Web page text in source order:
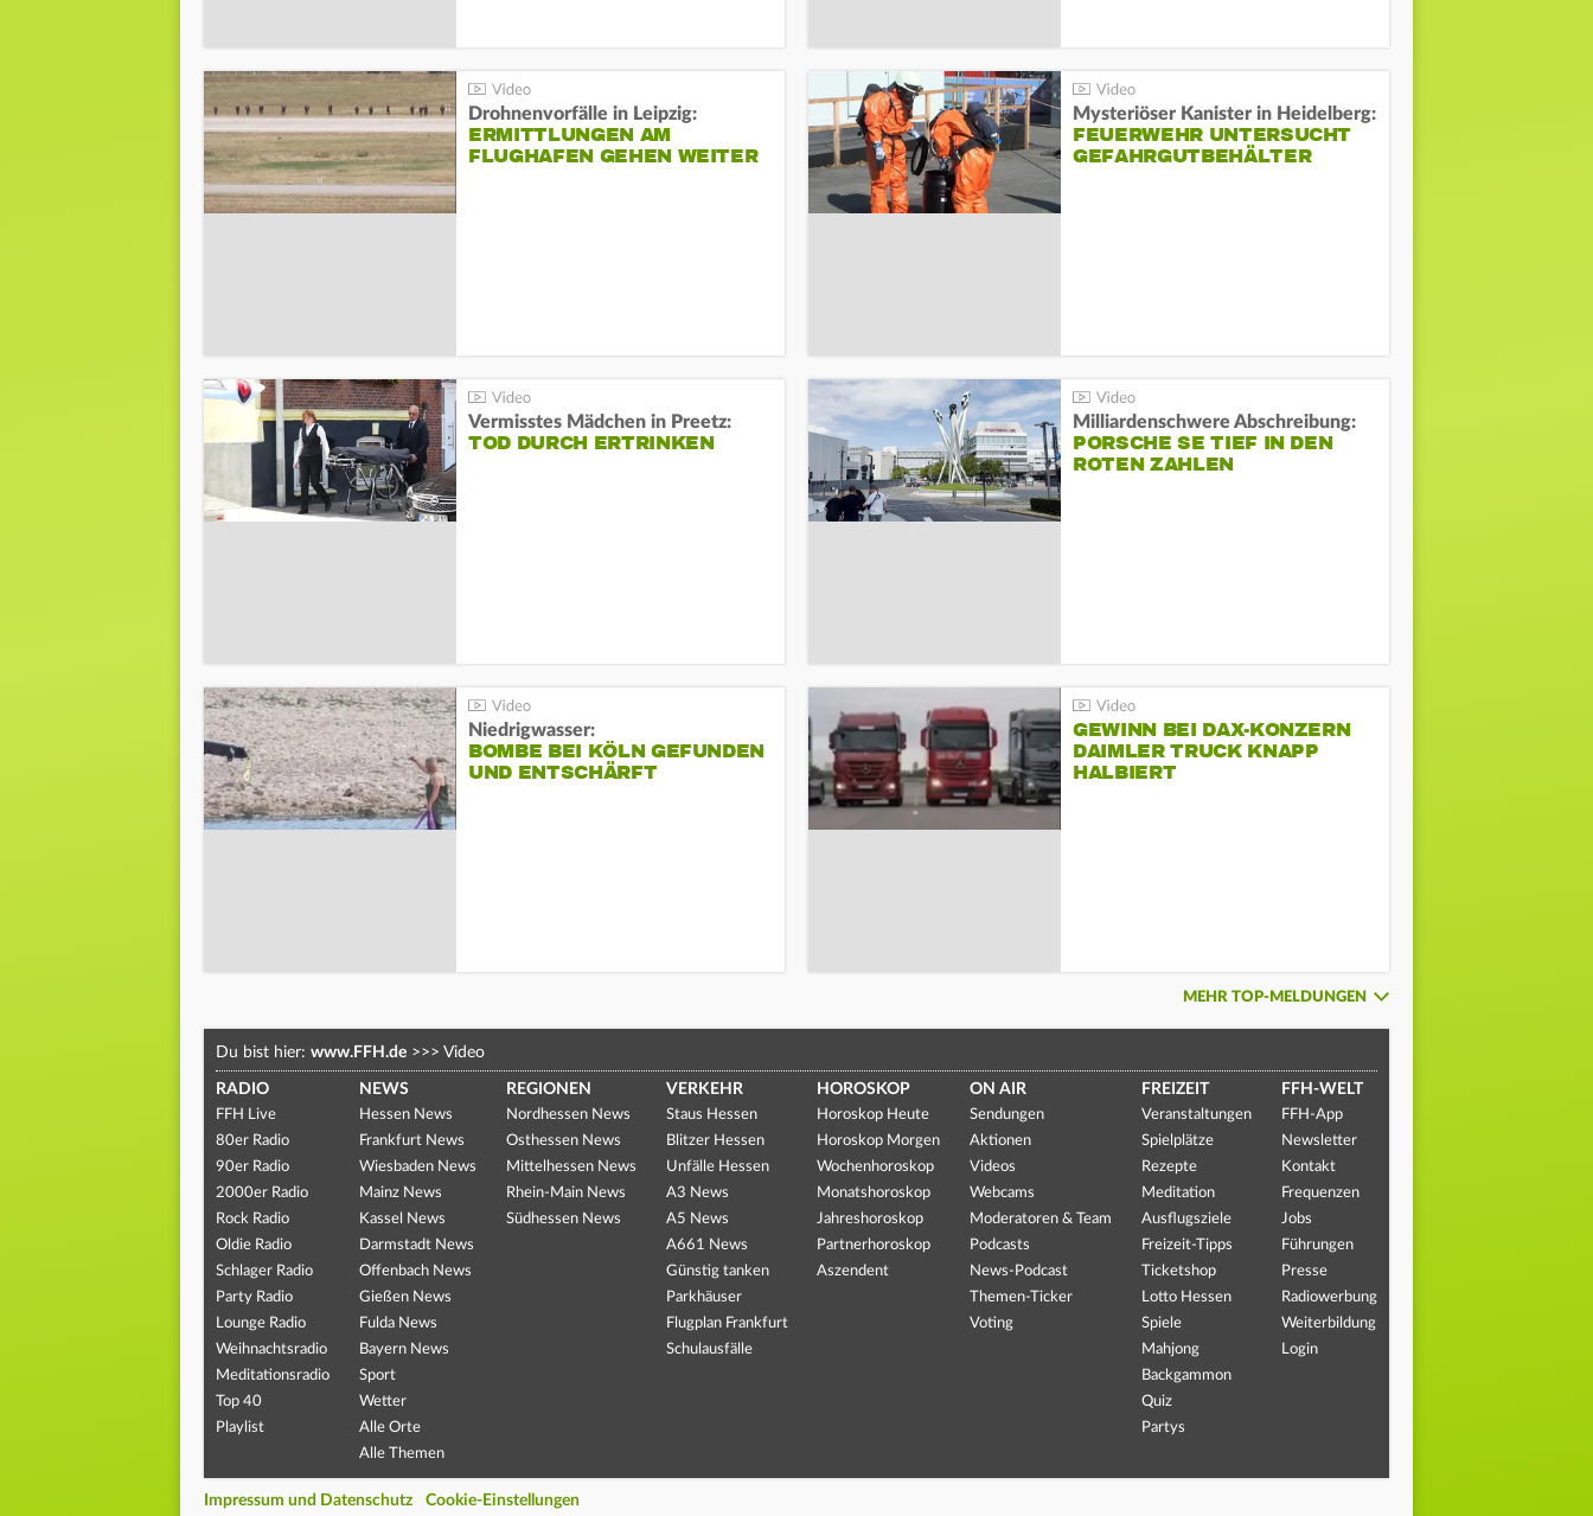
Drohnenvorfälle in Leipzig:
ERMITTLUNGEN AM
FLUGHAFEN GEHEN WEITER
Mysteriöser Kanister in Heidelberg:
FEUERWEHR UNTERSUCHT
GEFAHRGUTBEHÄLTER
Vermisstes Mädchen in Preetz:
TOD DURCH ERTRINKEN
Milliardenschwere Abschreibung:
PORSCHE SE TIEF IN DEN
ROTEN ZAHLEN
Niedrigwasser:
BOMBE BEI KÖLN GEFUNDEN
UND ENTSCHÄRFT
GEWINN BEI DAX-KONZERN
DAIMLER TRUCK KNAPP
HALBIERT
MEHR TOP-MELDUNGEN
Du bist hier: www.FFH.de >>> Video
RADIO
FFH Live
80er Radio
90er Radio
2000er Radio
Rock Radio
Oldie Radio
Schlager Radio
Party Radio
Lounge Radio
Weihnachtsradio
Meditationsradio
Top 40
Playlist
NEWS
Hessen News
Frankfurt News
Wiesbaden News
Mainz News
Kassel News
Darmstadt News
Offenbach News
Gießen News
Fulda News
Bayern News
Sport
Wetter
Alle Orte
Alle Themen
REGIONEN
Nordhessen News
Osthessen News
Mittelhessen News
Rhein-Main News
Südhessen News
VERKEHR
Staus Hessen
Blitzer Hessen
Unfälle Hessen
A3 News
A5 News
A661 News
Günstig tanken
Parkhäuser
Flugplan Frankfurt
Schulausfälle
HOROSKOP
Horoskop Heute
Horoskop Morgen
Wochenhoroskop
Monatshoroskop
Jahreshoroskop
Partnerhoroskop
Aszendent
ON AIR
Sendungen
Aktionen
Videos
Webcams
Moderatoren & Team
Podcasts
News-Podcast
Themen-Ticker
Voting
FREIZEIT
Veranstaltungen
Spielplätze
Rezepte
Meditation
Ausflugsziele
Freizeit-Tipps
Ticketshop
Lotto Hessen
Spiele
Mahjong
Backgammon
Quiz
Partys
FFH-WELT
FFH-App
Newsletter
Kontakt
Frequenzen
Jobs
Führungen
Presse
Radiowerbung
Weiterbildung
Login
Impressum und Datenschutz Cookie-Einstellungen